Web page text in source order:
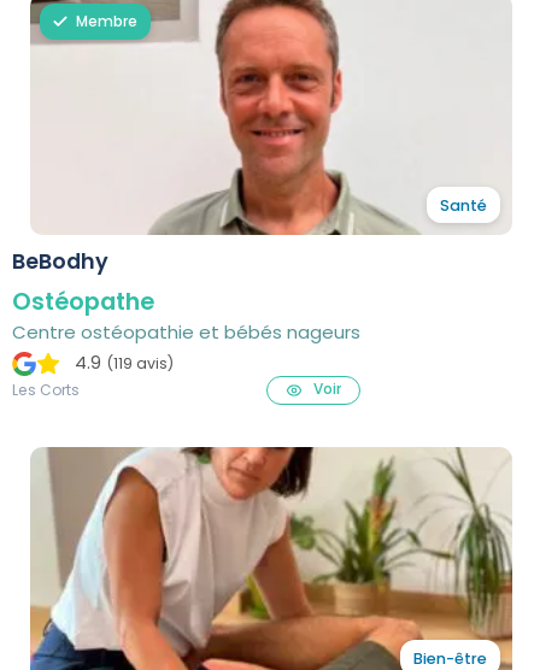
Membre
Santé
BeBodhy
Ostéopathe
Centre ostéopathie et bébés nageurs
4.9 (119 avis)
Les Corts
Voir
Bien-être